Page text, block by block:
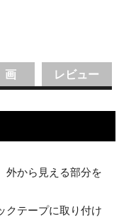
レビュー
外から見える部分を
クテープに取り付け